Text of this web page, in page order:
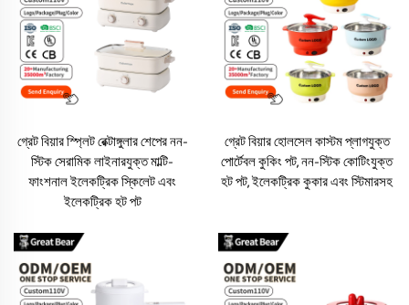
গ্রেট বিয়ার স্প্লিট রেক্টাঙ্গুলার শেপের নন-
স্টিক সেরামিক লাইনারযুক্ত মাল্টি-
ফাংশনাল ইলেকট্রিক স্কিলেট এবং
ইলেকট্রিক হট পট
গ্রেট বিয়ার হোলসেল কাস্টম প্লাগযুক্ত
পোর্টেবল কুকিং পট, নন-স্টিক কোটিংযুক্ত
হট পট, ইলেকট্রিক কুকার এবং স্টিমারসহ